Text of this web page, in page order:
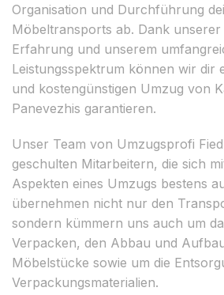
Organisation und Durchführung
Möbeltransports ab. Dank unserer
Erfahrung und unserem
Leistungsspektrum können wir dir
und kostengünstigen Umzug von
Panevezhis garantieren.
Unser Team von Umzugsprofi
geschulten Mitarbeitern, die sich
Aspekten eines Umzugs bestens
übernehmen nicht nur den
sondern kümmern uns auch um
Verpacken, den Abbau und
Möbelstücke sowie um die
Verpackungsmaterialien.